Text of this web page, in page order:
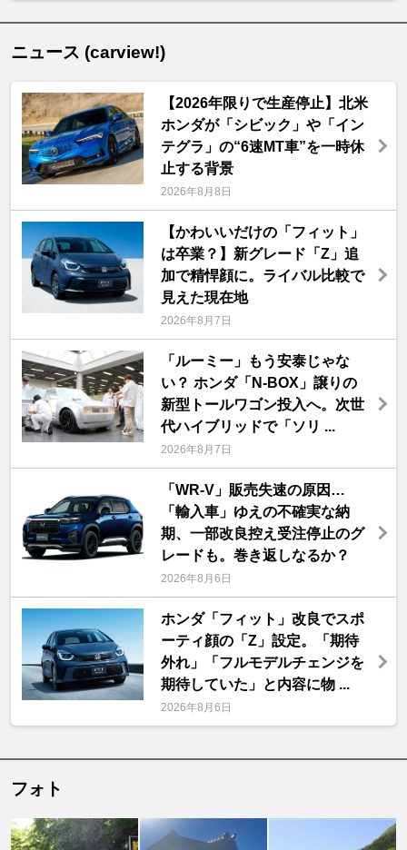
ニュース (carview!)
【2026年限りで生産停止】北米
ホンダが「シビック」や「イン
テグラ」の“6速MT車”を一時休
止する背景
2026年8月8日
【かわいいだけの「フィット」
は卒業？】新グレード「Z」追
加で精悍顔に。ライバル比較で
見えた現在地
2026年8月7日
「ルーミー」もう安泰じゃな
い？ ホンダ「N-BOX」譲りの
新型トールワゴン投入へ。次世
代ハイブリッドで「ソリ ...
2026年8月7日
「WR-V」販売失速の原因…
「輸入車」ゆえの不確実な納
期、一部改良控え受注停止のグ
レードも。巻き返しなるか？
2026年8月6日
ホンダ「フィット」改良でスポ
ーティ顔の「Z」設定。「期待
外れ」「フルモデルチェンジを
期待していた」と内容に物 ...
2026年8月6日
フォト